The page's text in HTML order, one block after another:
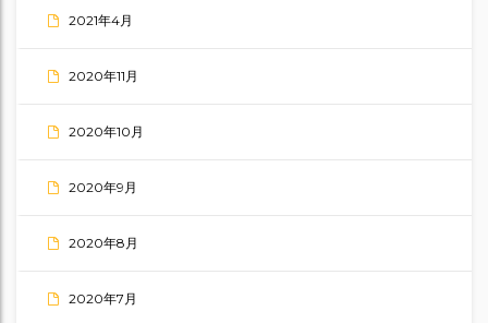
2021年4月
2020年11月
2020年10月
2020年9月
2020年8月
2020年7月